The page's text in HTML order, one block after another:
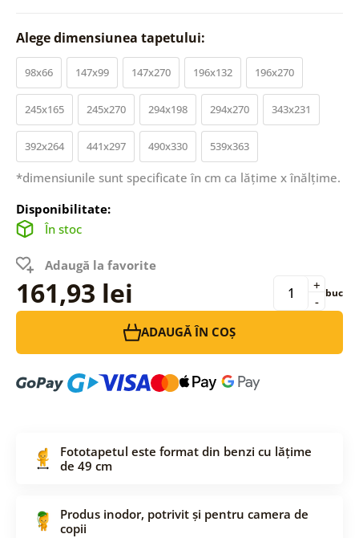
Alege dimensiunea tapetului:
98x66 147x99 147x270 196x132 196x270
245x165 245x270 294x198 294x270 343x231
392x264 441x297 490x330 539x363
*dimensiunile sunt specificate în cm ca lățime x înălțime.
Disponibilitate:
În stoc
Adaugă la favorite
161,93 lei -
+ buc
ADAUGĂ ÎN COȘ
Fototapetul este format din benzi cu lățime
de 49 cm
Produs inodor, potrivit și pentru camera de
copii